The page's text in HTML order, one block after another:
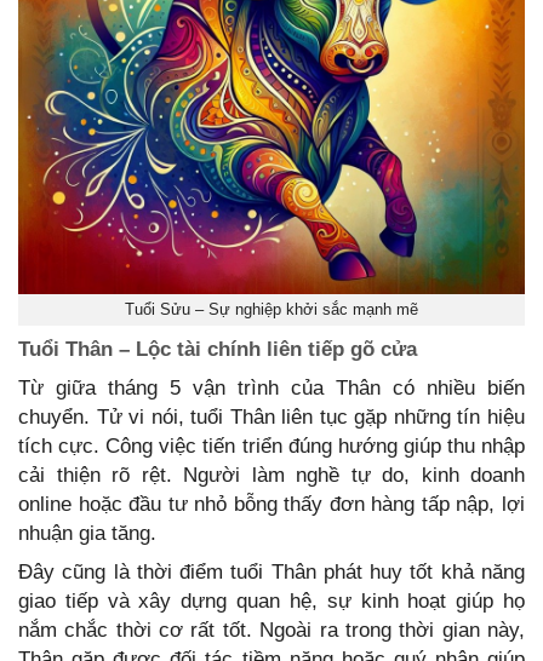
Tuổi Sửu – Sự nghiệp khởi sắc mạnh mẽ
Tuổi Thân – Lộc tài chính liên tiếp gõ cửa
Từ giữa tháng 5 vận trình của Thân có nhiều biến
chuyển. Tử vi nói, tuổi Thân liên tục gặp những tín hiệu
tích cực. Công việc tiến triển đúng hướng giúp thu nhập
cải thiện rõ rệt. Người làm nghề tự do, kinh doanh
online hoặc đầu tư nhỏ bỗng thấy đơn hàng tấp nập, lợi
nhuận gia tăng.
Đây cũng là thời điểm tuổi Thân phát huy tốt khả năng
giao tiếp và xây dựng quan hệ, sự kinh hoạt giúp họ
nắm chắc thời cơ rất tốt. Ngoài ra trong thời gian này,